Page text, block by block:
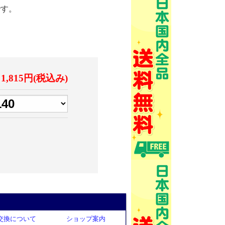
。
1,815円(税込み)
換について ショップ案内